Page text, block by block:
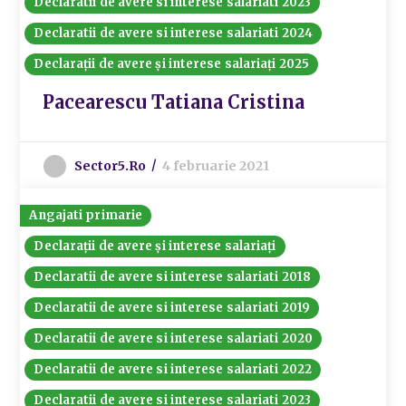
Declaratii de avere si interese salariati 2024
Declarații de avere și interese salariați 2025
Pacearescu Tatiana Cristina
Sector5.ro 4 februarie 2021
Angajati primarie
Declarații de avere și interese salariați
Declaratii de avere si interese salariati 2018
Declaratii de avere si interese salariati 2019
Declaratii de avere si interese salariati 2020
Declaratii de avere si interese salariati 2022
Declaratii de avere si interese salariati 2023